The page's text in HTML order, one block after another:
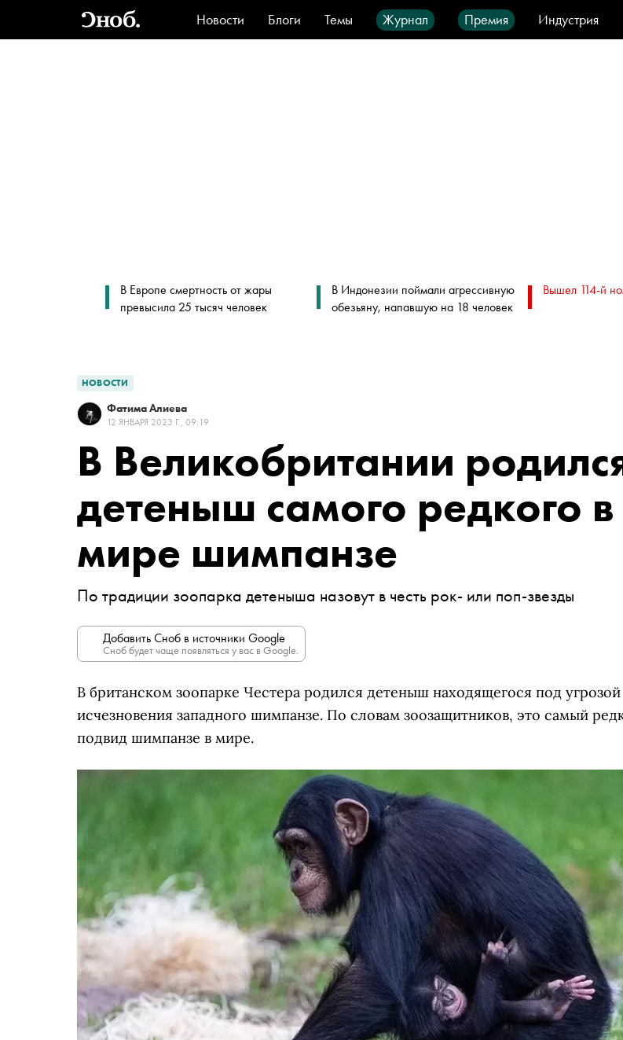
Новости Блоги Темы Журнал Премия
Индустрия
Стиль
Видео Город IT-продукты
В Европе смертность от жары
превысила 25 тысяч человек
В Индонезии поймали агрессивную
обезьяну, напавшую на 18 человек
Вышел 114-й
НОВОСТИ
Фатима Алиева
12 ЯНВАРЯ 2023 Г., 09:19
В Великобритании
детеныш самого редкого в
мире шимпанзе
По традиции зоопарка детеныша назовут в честь рок- или поп-звезды
Добавить Сноб в источники Google
Сноб будет чаще появляться у вас в Google.
В британском зоопарке Честера родился детеныш находящегося под угрозой
исчезновения западного шимпанзе. По словам зоозащитников, это самый
подвид шимпанзе в мире.